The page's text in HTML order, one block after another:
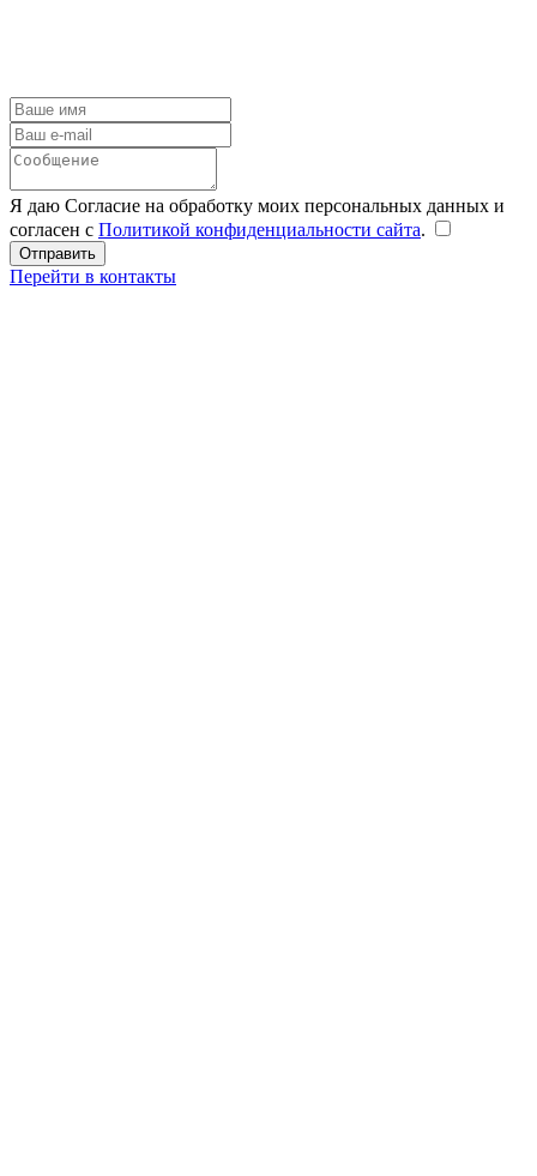
Я даю Согласие на обработку моих персональных данных и
согласен с Политикой конфиденциальности сайта.
Перейти в контакты